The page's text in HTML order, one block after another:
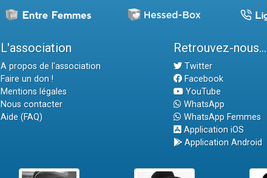
L'association
A propos de l'association
Faire un don !
Mentions légales
Nous contacter
Aide (FAQ)
Retrouvez-nous...
Twitter
Facebook
YouTube
WhatsApp
WhatsApp Femmes
Application iOS
Application Android